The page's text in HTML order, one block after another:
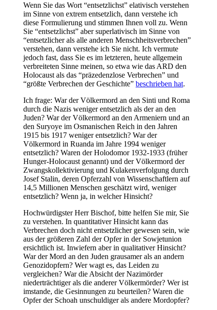
Wenn Sie das Wort “entsetzlichst” elativisch verstehen
im Sinne von extrem entsetzlich, dann verstehe ich
diese Formulierung und stimmen Ihnen voll zu. Wenn
Sie “entsetzlichst” aber superlativisch im Sinne von
“entsetzlicher als alle anderen Menschheitsverbrechen”
verstehen, dann verstehe ich Sie nicht. Ich vermute
jedoch fast, dass Sie es im letzteren, heute allgemein
verbreiteten Sinne meinen, so etwa wie das ARD den
Holocaust als das “präzedenzlose Verbrechen” und
“größte Verbrechen der Geschichte” beschrieben hat.
Ich frage: War der Völkermord an den Sinti und Roma
durch die Nazis weniger entsetzlich als der an den
Juden? War der Völkermord an den Armeniern und an
den Suryoye im Osmanischen Reich in den Jahren
1915 bis 1917 weniger entsetzlich? War der
Völkermord in Ruanda im Jahre 1994 weniger
entsetzlich? Waren der Holodomor 1932-1933 (früher
Hunger-Holocaust genannt) und der Völkermord der
Zwangskollektivierung und Kulakenverfolgung durch
Josef Stalin, deren Opferzahl von Wissenschaftlern auf
14,5 Millionen Menschen geschätzt wird, weniger
entsetzlich? Wenn ja, in welcher Hinsicht?
Hochwürdigster Herr Bischof, bitte helfen Sie mir, Sie
zu verstehen. In quantitativer Hinsicht kann das
Verbrechen doch nicht entsetzlicher gewesen sein, wie
aus der größeren Zahl der Opfer in der Sowjetunion
ersichtlich ist. Inwiefern aber in qualitativer Hinsicht?
War der Mord an den Juden grausamer als an andern
Genozidopfern? Wer wagt es, das Leiden zu
vergleichen? War die Absicht der Nazimörder
niederträchtiger als die anderer Völkermörder? Wer ist
imstande, die Gesinnungen zu beurteilen? Waren die
Opfer der Schoah unschuldiger als andere Mordopfer?